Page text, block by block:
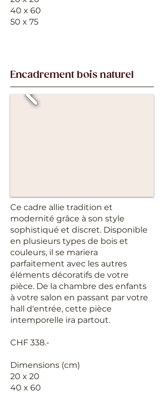
40 x 60
50 x 75
Encadrement bois naturel
Ce cadre allie tradition et
modernité grâce à son style
sophistiqué et discret. Disponible
en plusieurs types de bois et
couleurs, il se mariera
parfaitement avec les autres
éléments décoratifs de votre
pièce. De la chambre des enfants
à votre salon en passant par votre
hall d'entrée, cette pièce
intemporelle ira partout.
CHF 338.-
Dimensions (cm)
20 x 20
40 x 60